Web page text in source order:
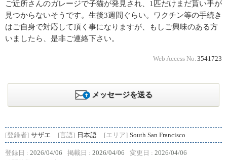
ご近所さんのガレージで子猫が発見され、1匹だけまだ貰い手が
見つからないそうです。生後3週間ぐらい。ワクチン等の手続き
はご自身で対応して頂く事になりますが、もしご興味のある方
いましたら、是非ご連絡下さい。
Web Access No. 3541723
メッセージを送る
[登録者] サザエ [言語] 日本語 [エリア] South San Francisco
登録日 : 2026/04/06 掲載日 : 2026/04/06 変更日 : 2026/04/06